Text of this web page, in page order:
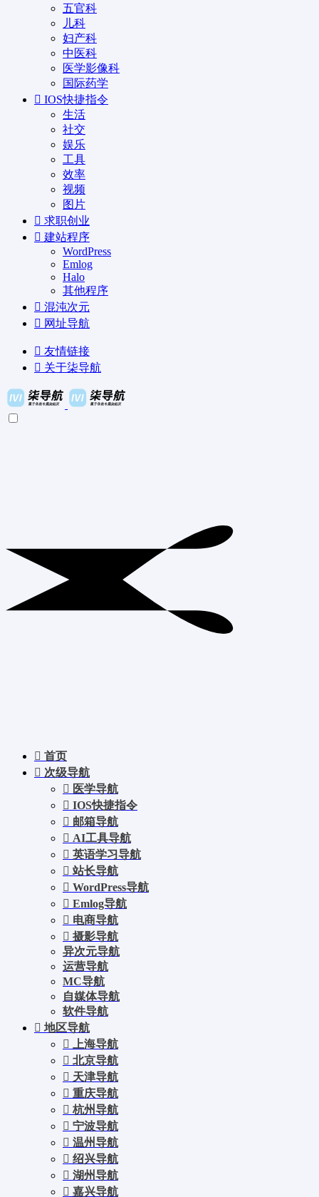
五官科
儿科
妇产科
中医科
医学影像科
国际药学
IOS快捷指令
生活
社交
娱乐
工具
效率
视频
图片
求职创业
建站程序
WordPress
Emlog
Halo
其他程序
混沌次元
网址导航
友情链接
关于柒导航
首页
次级导航
医学导航
IOS快捷指令
邮箱导航
AI工具导航
英语学习导航
站长导航
WordPress导航
Emlog导航
电商导航
摄影导航
异次元导航
运营导航
MC导航
自媒体导航
软件导航
地区导航
上海导航
北京导航
天津导航
重庆导航
杭州导航
宁波导航
温州导航
绍兴导航
湖州导航
嘉兴导航